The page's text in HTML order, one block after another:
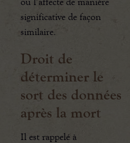
significative de façon
similaire.
Droit de
déterminer le
sort des données
après la mort
Il est rappelé à